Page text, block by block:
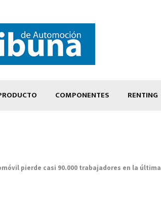
COMPONENTES RENTING
pierde casi 90.000 trabajadores en la última